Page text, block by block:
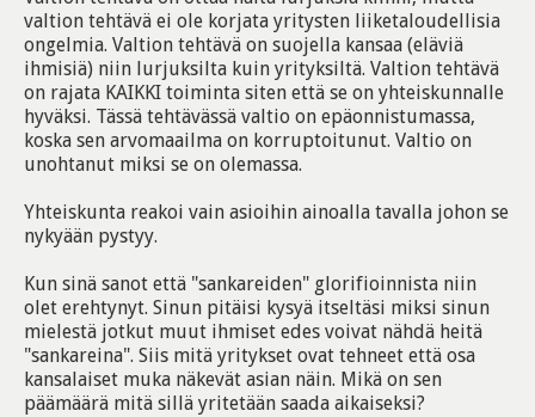
valtion tehtävä ei ole korjata yritysten liiketaloudellisia
ongelmia. Valtion tehtävä on suojella kansaa (eläviä
ihmisiä) niin lurjuksilta kuin yrityksiltä. Valtion tehtävä
on rajata KAIKKI toiminta siten että se on yhteiskunnalle
hyväksi. Tässä tehtävässä valtio on epäonnistumassa,
koska sen arvomaailma on korruptoitunut. Valtio on
unohtanut miksi se on olemassa.
Yhteiskunta reakoi vain asioihin ainoalla tavalla johon se
nykyään pystyy.
Kun sinä sanot että "sankareiden" glorifioinnista niin
olet erehtynyt. Sinun pitäisi kysyä itseltäsi miksi sinun
mielestä jotkut muut ihmiset edes voivat nähdä heitä
"sankareina". Siis mitä yritykset ovat tehneet että osa
kansalaiset muka näkevät asian näin. Mikä on sen
päämäärä mitä sillä yritetään saada aikaiseksi?